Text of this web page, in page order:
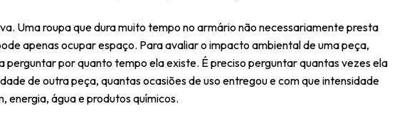
Uma roupa que dura muito tempo no armário não necessariamente presta
apenas ocupar espaço. Para avaliar o impacto ambiental de uma peça,
perguntar por quanto tempo ela existe. É preciso perguntar quantas vezes ela
de outra peça, quantas ocasiões de uso entregou e com que intensidade
energia, água e produtos químicos.